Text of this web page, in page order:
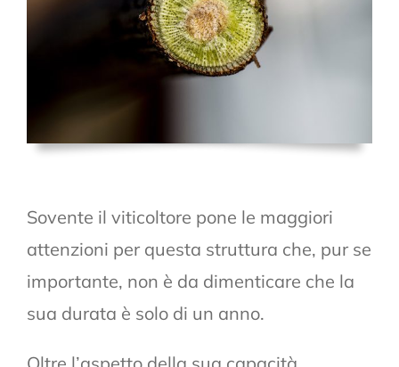
Sovente il viticoltore pone le maggiori
attenzioni per questa struttura che, pur se
importante, non è da dimenticare che la
sua durata è solo di un anno.